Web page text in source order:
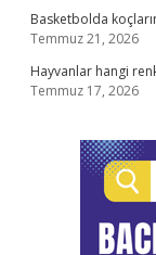
Basketbolda
Temmuz 21, 2026
Hayvanlar hangi
Temmuz 17, 2026